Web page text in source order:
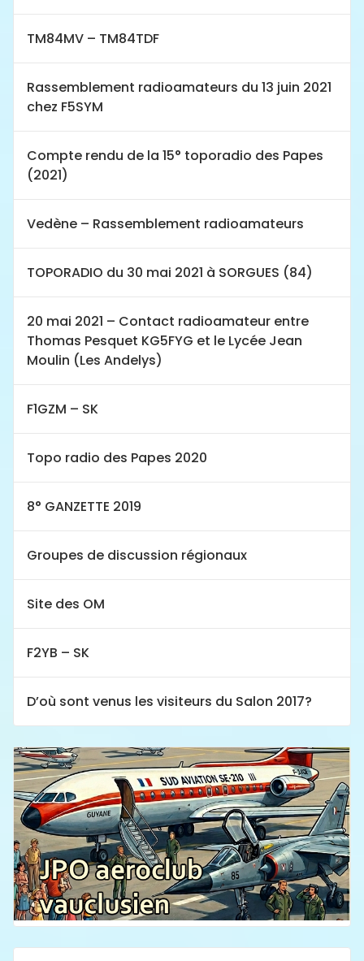
TM84MV – TM84TDF
Rassemblement radioamateurs du 13 juin 2021
chez F5SYM
Compte rendu de la 15° toporadio des Papes
(2021)
Vedène – Rassemblement radioamateurs
TOPORADIO du 30 mai 2021 à SORGUES (84)
20 mai 2021 – Contact radioamateur entre
Thomas Pesquet KG5FYG et le Lycée Jean
Moulin (Les Andelys)
F1GZM – SK
Topo radio des Papes 2020
8° GANZETTE 2019
Groupes de discussion régionaux
Site des OM
F2YB – SK
D’où sont venus les visiteurs du Salon 2017?